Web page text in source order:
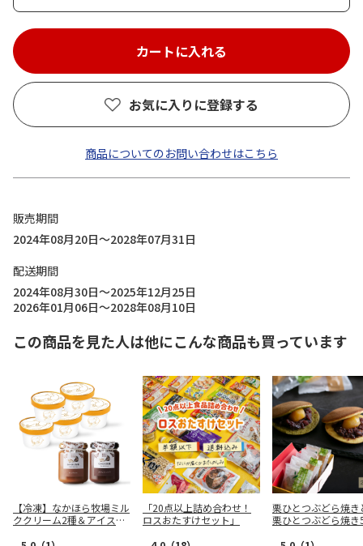
お気に入りに登録する
商品についてのお問い合わせはこちら
販売期間
2024年08月20日～2028年07月31日
配送期間
2024年08月30日～2025年12月25日
2026年01月06日～2028年08月10日
この商品を見た人は他にこんな商品も買っています
【冷凍】なかほら牧場ミル
ククリーム2種＆アイス
「20点以上詰め合わせ！
ロスおたすけセット」
栗ひとつぶどら焼き
栗ひとつぶどら焼き